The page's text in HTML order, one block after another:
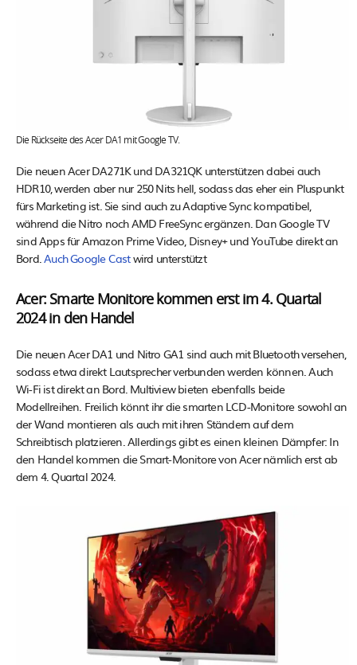
Die Rückseite des Acer DA1 mit Google TV.
Die neuen Acer DA271K und DA321QK unterstützen dabei auch
HDR10, werden aber nur 250 Nits hell, sodass das eher ein Pluspunkt
fürs Marketing ist. Sie sind auch zu Adaptive Sync kompatibel,
während die Nitro noch AMD FreeSync ergänzen. Dan Google TV
sind Apps für Amazon Prime Video, Disney+ und YouTube direkt an
Bord.Auch Google Castwird unterstützt
Acer: Smarte Monitore kommen erst im 4. Quartal
2024 in den Handel
Die neuen Acer DA1 und Nitro GA1 sind auch mit Bluetooth versehen,
sodass etwa direkt Lautsprecher verbunden werden können. Auch
Wi-Fi ist direkt an Bord. Multiview bieten ebenfalls beide
Modellreihen. Freilich könnt ihr die smarten LCD-Monitore sowohl an
der Wand montieren als auch mit ihren Ständern auf dem
Schreibtisch platzieren. Allerdings gibt es einen kleinen Dämpfer: In
den Handel kommen die Smart-Monitore von Acer nämlich erst ab
dem 4. Quartal 2024.